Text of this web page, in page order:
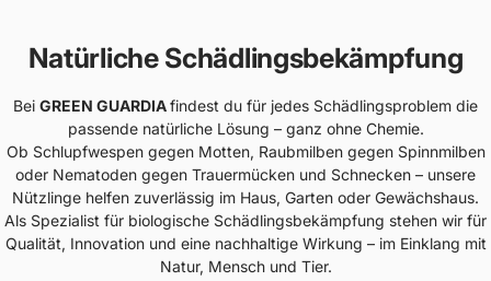
Natürliche Schädlingsbekämpfung
Bei GREEN GUARDIAfindest du für jedes Schädlingsproblem die
passende natürliche Lösung – ganz ohne Chemie.
Ob Schlupfwespen gegen Motten, Raubmilben gegen Spinnmilben
oder Nematoden gegen Trauermücken und Schnecken – unsere
Nützlinge helfen zuverlässig im Haus, Garten oder Gewächshaus.
Als Spezialist für biologische Schädlingsbekämpfung stehen wir für
Qualität, Innovation und eine nachhaltige Wirkung – im Einklang mit
Natur, Mensch und Tier.